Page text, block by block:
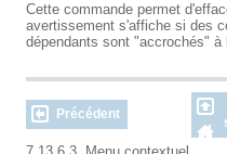
Cette commande permet
avertissement s'affiche si des
dépendants sont "accrochés" à
Précédent